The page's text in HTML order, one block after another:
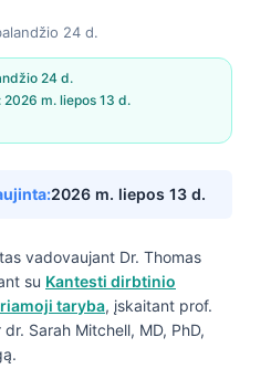
24 d.
24 d.
2026 m. liepos 13 d.
2026 m. liepos 13 d.
vadovaujant Dr. Thomas
su Kantesti dirbtinio
taryba, įskaitant prof.
Sarah Mitchell, MD, PhD,